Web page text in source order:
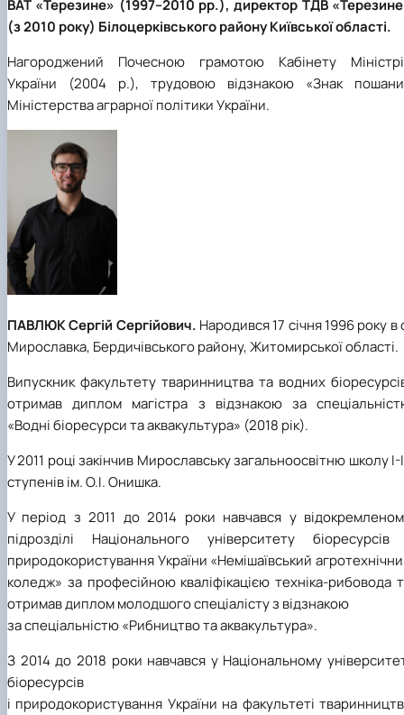
ВАТ «Терезине» (1997–2010 рр.), директор ТДВ
(з 2010 року) Білоцерківського району Київської області.
Нагороджений Почесною грамотою Кабінету
України (2004 р.), трудовою відзнакою «Знак
Міністерства аграрної політики України.
ПАВЛЮК Сергій Сергійович. Народився 17 січня 1996 року в
Мирославка, Бердичівського району, Житомирської області.
Випускник факультету тваринництва та водних
отримав диплом магістра з відзнакою за
«Водні біоресурси та аквакультура» (2018 рік).
У 2011 році закінчив Мирославську загальноосвітню школу І-
ступенів ім. О.І. Онишка.
У період з 2011 до 2014 роки навчався у
підрозділі Національного університету біоресурсів
природокористування України «Немішаївський
коледж» за професійною кваліфікацією техніка-рибовода
отримав диплом молодшого спеціалісту з відзнакою
за спеціальністю «Рибництво та аквакультура».
З 2014 до 2018 роки навчався у Національному
біоресурсів
і природокористування України на факультеті